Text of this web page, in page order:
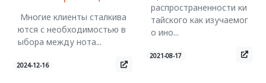
Многие клиенты сталкива
ются с необходимостью в
ыбора между нота...
2024-12-16
распространенности ки
тайского как изучаемог
о ино...
2021-08-17